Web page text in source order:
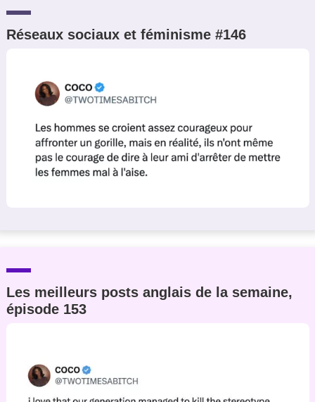
Réseaux sociaux et féminisme #146
Les meilleurs posts anglais de la semaine,
épisode 153